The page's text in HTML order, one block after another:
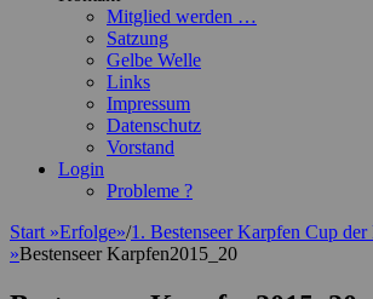
Mitglied werden …
Satzung
Gelbe Welle
Links
Impressum
Datenschutz
Vorstand
Login
Probleme ?
Start »Erfolge»/1. Bestenseer Karpfen Cup
»Bestenseer Karpfen2015_20